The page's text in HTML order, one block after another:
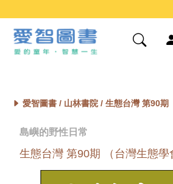
愛智圖書 / 山林書院/ 生態台灣 第90期
島嶼的野性日常
生態台灣 第90期 （台灣生態學